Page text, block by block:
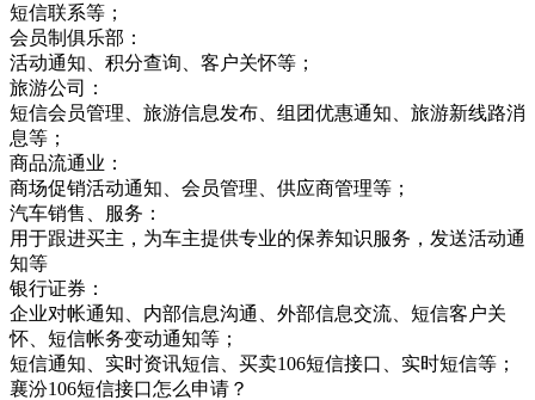
短信联系等；
会员制俱乐部：
活动通知、积分查询、客户关怀等；
旅游公司：
短信会员管理、旅游信息发布、组团优惠通知、旅游新线路消
息等；
商品流通业：
商场促销活动通知、会员管理、供应商管理等；
汽车销售、服务：
用于跟进买主，为车主提供专业的保养知识服务，发送活动通
知等
银行证券：
企业对帐通知、内部信息沟通、外部信息交流、短信客户关
怀、短信帐务变动通知等；
短信通知、实时资讯短信、买卖106短信接口、实时短信等；
襄汾106短信接口怎么申请？